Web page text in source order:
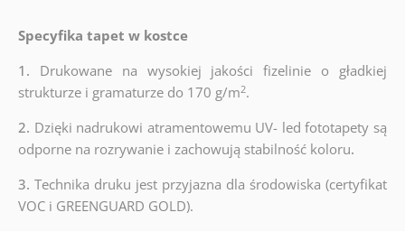
Specyfika tapet w kostce
1. Drukowane na wysokiej jakości fizelinie o gładkiej
strukturze i gramaturze do 170 g/m2.
2. Dzięki nadrukowi atramentowemu UV- led fototapety są
odporne na rozrywanie i zachowują stabilność koloru.
3. Technika druku jest przyjazna dla środowiska (certyfikat
VOC i GREENGUARD GOLD).